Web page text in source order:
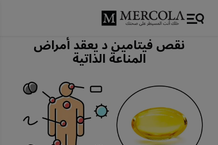
نقص فيتامين د يعقد أمراض
المناعة الذاتية